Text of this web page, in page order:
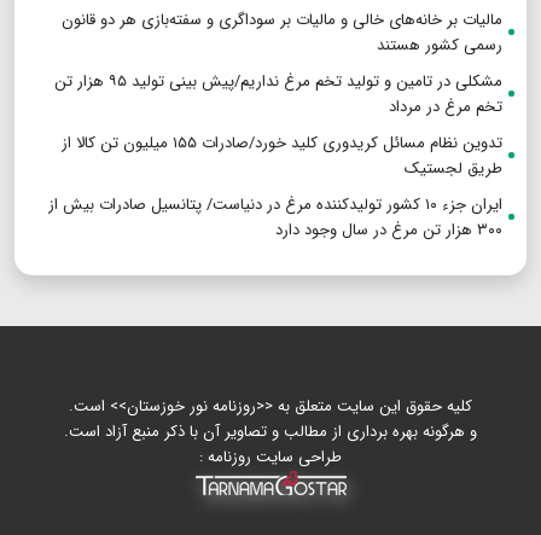
مالیات بر خانه‌های خالی و مالیات بر سوداگری و سفته‌بازی هر دو قانون
رسمی کشور هستند
مشکلی در تامین و تولید تخم مرغ نداریم/پیش بینی تولید ۹۵ هزار تن
تخم مرغ در مرداد
تدوین نظام مسائل کریدوری کلید خورد/صادرات ۱۵۵ میلیون تن کالا از
طریق لجستیک
ایران جزء ۱۰ کشور تولیدکننده مرغ در دنیاست/ پتانسیل صادرات بیش از
۳۰۰ هزار تن مرغ در سال وجود دارد
کلیه حقوق این سایت متعلق به <<روزنامه نور خوزستان>> است.
و هرگونه بهره برداری از مطالب و تصاویر آن با ذکر منبع آزاد است.
طراحی سایت روزنامه :